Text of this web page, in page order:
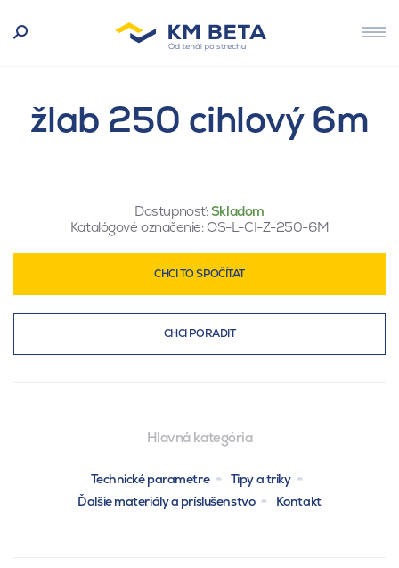
žlab 250 cihlový 6m
Dostupnosť:Skladom
Katalógové označenie:OS-L-CI-Z-250-6M
CHCI TO SPOČÍTAT
CHCI PORADIT
Hlavná kategória
Technické parametre
Tipy a triky
Ďalšie materiály a príslušenstvo
Kontakt